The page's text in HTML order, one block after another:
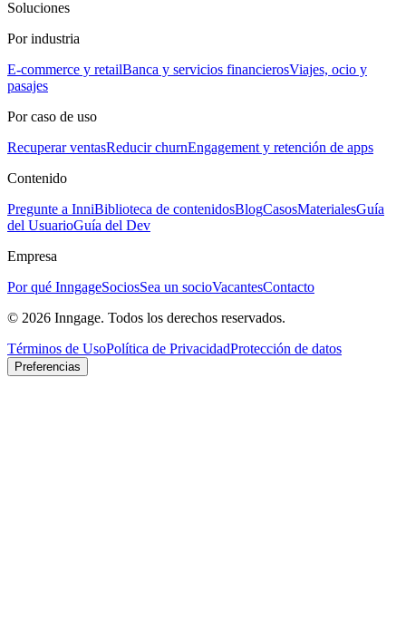
Soluciones
Por industria
E-commerce y retailBanca y servicios financierosViajes, ocio y
pasajes
Por caso de uso
Recuperar ventasReducir churnEngagement y retención de apps
Contenido
Pregunte a InniBiblioteca de contenidosBlogCasosMaterialesGuía
del UsuarioGuía del Dev
Empresa
Por qué InngageSociosSea un socioVacantesContacto
© 2026 Inngage. Todos los derechos reservados.
Términos de UsoPolítica de PrivacidadProtección de datos
Preferencias